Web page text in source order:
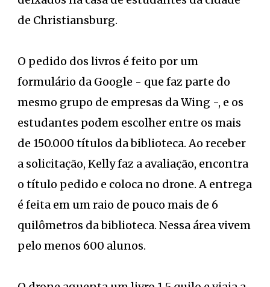
de Christiansburg.
O pedido dos livros é feito por um
formulário da Google - que faz parte do
mesmo grupo de empresas da Wing -, e os
estudantes podem escolher entre os mais
de 150.000 títulos da biblioteca. Ao receber
a solicitação, Kelly faz a avaliação, encontra
o título pedido e coloca no drone. A entrega
é feita em um raio de pouco mais de 6
quilômetros da biblioteca. Nessa área vivem
pelo menos 600 alunos.